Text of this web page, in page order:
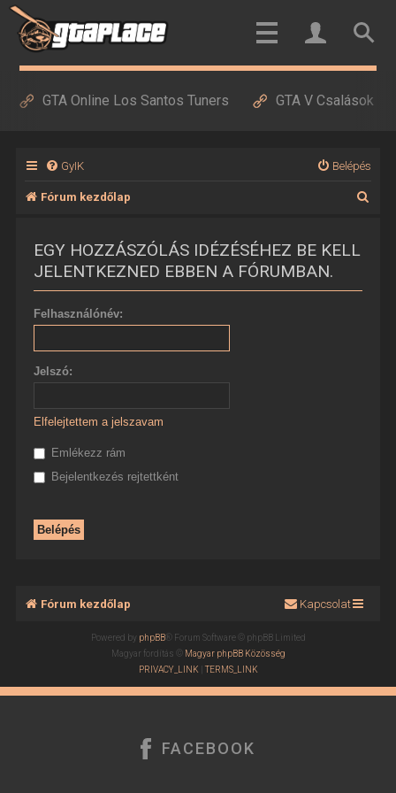
GTA Online Los Santos Tuners GTA V Csalások
GyIK Belépés
Fórum kezdőlap
EGY HOZZÁSZÓLÁS IDÉZÉSÉHEZ BE KELL
JELENTKEZNED EBBEN A FÓRUMBAN.
Felhasználónév:
Jelszó:
Elfelejtettem a jelszavam
Emlékezz rám
Bejelentkezés rejtettként
Fórum kezdőlap Kapcsolat
Powered by phpBB® Forum Software © phpBB Limited
Magyar fordítás © Magyar phpBB Közösség
PRIVACY_LINK |TERMS_LINK
FACEBOOK